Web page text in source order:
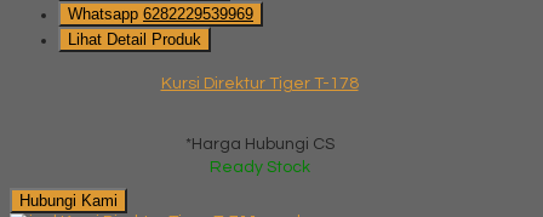
Whatsapp 6282229539969
Lihat Detail Produk
Kursi Direktur Tiger T-178
*Harga Hubungi CS
Ready Stock
Hubungi Kami